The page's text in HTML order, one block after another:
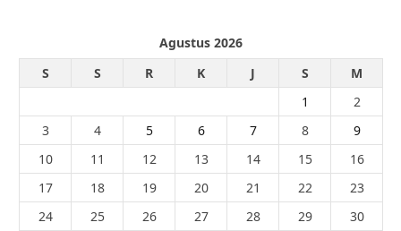
Agustus 2026
S
S R K J S
M
1
2
3
4 5 6 7 8
9
10
11 12 13 14 15
16
17
18 19 20 21 22
23
24
25 26 27 28 29
30